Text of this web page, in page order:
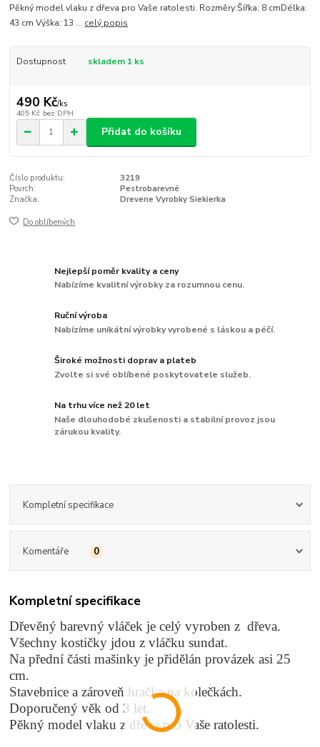
Pěkný model vlaku z dřeva pro Vaše ratolesti. Rozměry:Šířka: 8 cmDélka:
43 cm Výška: 13 ... celý popis
Dostupnost skladem 1 ks
490 Kč/ks
405 Kč bez DPH
Přidat do košíku
Číslo produktu:
3219
Povrch:
Pestrobarevné
Značka:
Drevene Vyrobky Siekierka
Do oblíbených
Nejlepší poměr kvality a ceny
Nabízíme kvalitní výrobky za rozumnou cenu.
Ruční výroba
Nabízíme unikátní výrobky vyrobené s láskou a péčí.
Široké možnosti doprav a plateb
Zvolte si své oblíbené poskytovatele služeb.
Na trhu více než 20 let
Naše dlouhodobé zkušenosti a stabilní provoz jsou
zárukou kvality.
Kompletní specifikace
Komentáře 0
Kompletní specifikace
Dřevěný barevný vláček je celý vyroben z dřeva.
Všechny kostičky jdou z vláčku sundat.
Na přední části mašinky je přidělán provázek asi 25
cm.
Stavebnice a zároveň hračka na kolečkách.
Doporučený věk od 3 let.
Pěkný model vlaku z dřeva pro Vaše ratolesti.